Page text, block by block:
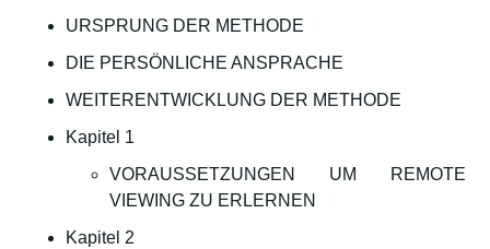
URSPRUNG DER METHODE
DIE PERSÖNLICHE ANSPRACHE
WEITERENTWICKLUNG DER METHODE
Kapitel 1
VORAUSSETZUNGEN UM REMOTE
VIEWING ZU ERLERNEN
Kapitel 2